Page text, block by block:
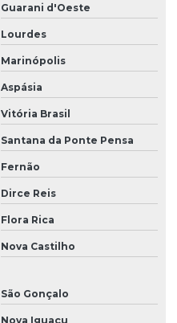
Guarani d'Oeste
Lourdes
Marinópolis
Aspásia
Vitória Brasil
Santana da Ponte Pensa
Fernão
Dirce Reis
Flora Rica
Nova Castilho
São Gonçalo
Nova Iguaçu